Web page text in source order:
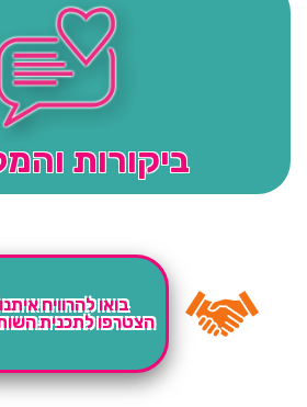
ביקורות
בואו להרוויח
הצטרפו לתכנית